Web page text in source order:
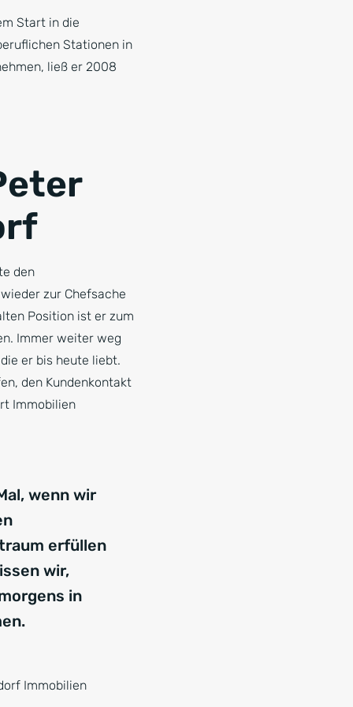
Start in die
Stationen in
ließ er 2008
den
zur Chefsache
Position ist er zum
Immer weiter weg
er bis heute liebt.
den Kundenkontakt
Immobilien
wenn wir
erfüllen
wir,
in
Immobilien